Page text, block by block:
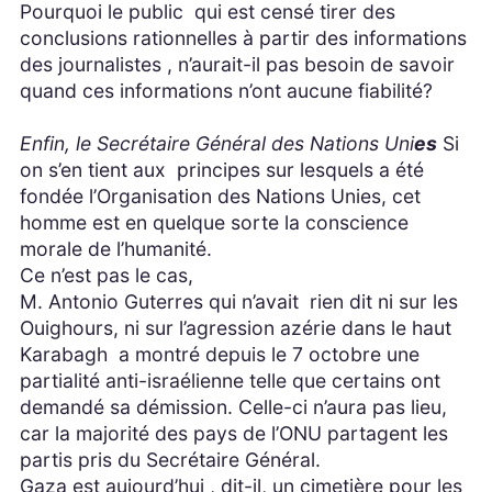
Pourquoi le public qui est censé tirer des
conclusions rationnelles à partir des informations
des journalistes , n’aurait-il pas besoin de savoir
quand ces informations n’ont aucune fiabilité?
Enfin, le Secrétaire Général des Nations UniesSi
on s’en tient aux principes sur lesquels a été
fondée l’Organisation des Nations Unies, cet
homme est en quelque sorte la conscience
morale de l’humanité.
Ce n’est pas le cas,
M. Antonio Guterres qui n’avait rien dit ni sur les
Ouighours, ni sur l’agression azérie dans le haut
Karabagh a montré depuis le 7 octobre une
partialité anti-israélienne telle que certains ont
demandé sa démission. Celle-ci n’aura pas lieu,
car la majorité des pays de l’ONU partagent les
partis pris du Secrétaire Général.
Gaza est aujourd’hui , dit-il, un cimetière pour les